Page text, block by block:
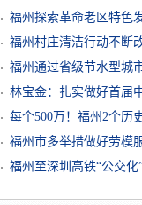
福州探索革命老区特色
福州村庄清洁行动不断
福州通过省级节水型城
林宝金：扎实做好首届
每个500万！福州2个历
福州市多举措做好劳模
福州至深圳高铁“公交化